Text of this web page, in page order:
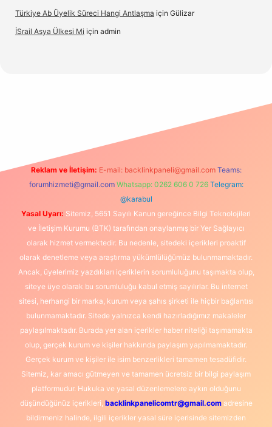
Türkiye Ab Üyelik Süreci Hangi Antlaşma için Gülizar
İSrail Asya Ülkesi Mi için admin
Reklam ve İletişim: E-mail: backlinkpaneli@gmail.com Teams:
forumhizmeti@gmail.com Whatsapp: 0262 606 0 726 Telegram:
@karabul
Yasal Uyarı: Sitemiz, 5651 Sayılı Kanun gereğince Bilgi Teknolojileri
ve İletişim Kurumu (BTK) tarafından onaylanmış bir Yer Sağlayıcı
olarak hizmet vermektedir. Bu nedenle, sitedeki içerikleri proaktif
olarak denetleme veya araştırma yükümlülüğümüz bulunmamaktadır.
Ancak, üyelerimiz yazdıkları içeriklerin sorumluluğunu taşımakta olup,
siteye üye olarak bu sorumluluğu kabul etmiş sayılırlar. Bu internet
sitesi, herhangi bir marka, kurum veya şahıs şirketi ile hiçbir bağlantısı
bulunmamaktadır. Sitede yalnızca kendi hazırladığımız makaleler
paylaşılmaktadır. Burada yer alan içerikler haber niteliği taşımamakta
olup, gerçek kurum ve kişiler hakkında paylaşım yapılmamaktadır.
Gerçek kurum ve kişiler ile isim benzerlikleri tamamen tesadüfidir.
Sitemiz, kar amacı gütmeyen ve tamamen ücretsiz bir bilgi paylaşım
platformudur. Hukuka ve yasal düzenlemelere aykırı olduğunu
düşündüğünüz içerikleri, backlinkpanelicomtr@gmail.comadresine
bildirmeniz halinde, ilgili içerikler yasal süre içerisinde sitemizden